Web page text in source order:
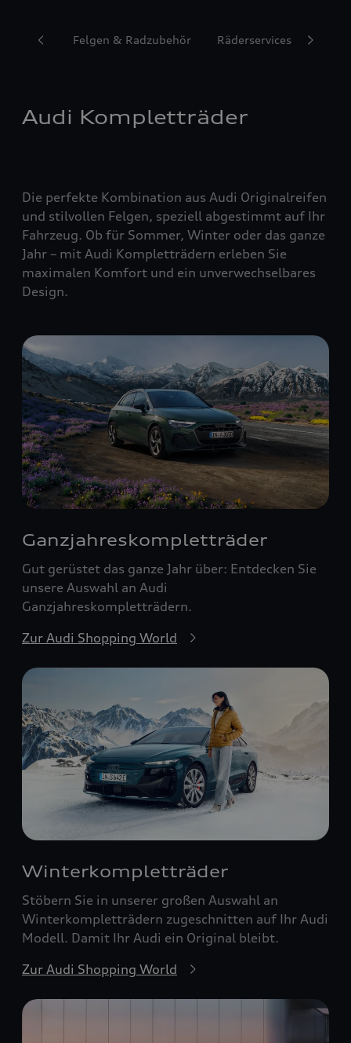
Reifen Felgen & Radzubehör Räderservices
Audi Kompletträder
Die perfekte Kombination aus Audi Originalreifen
und stilvollen Felgen, speziell abgestimmt auf Ihr
Fahrzeug. Ob für Sommer, Winter oder das ganze
Jahr – mit Audi Kompletträdern erleben Sie
maximalen Komfort und ein unverwechselbares
Design.
Ganzjahreskomplett­räder
Gut gerüstet das ganze Jahr über: Entdecken Sie
unsere Auswahl an Audi
Ganzjahreskompletträdern.
Zur Audi Shopping World
Winterkompletträder
Stöbern Sie in unserer großen Auswahl an
Winterkompletträdern zugeschnitten auf Ihr Audi
Modell. Damit Ihr Audi ein Original bleibt.
Zur Audi Shopping World